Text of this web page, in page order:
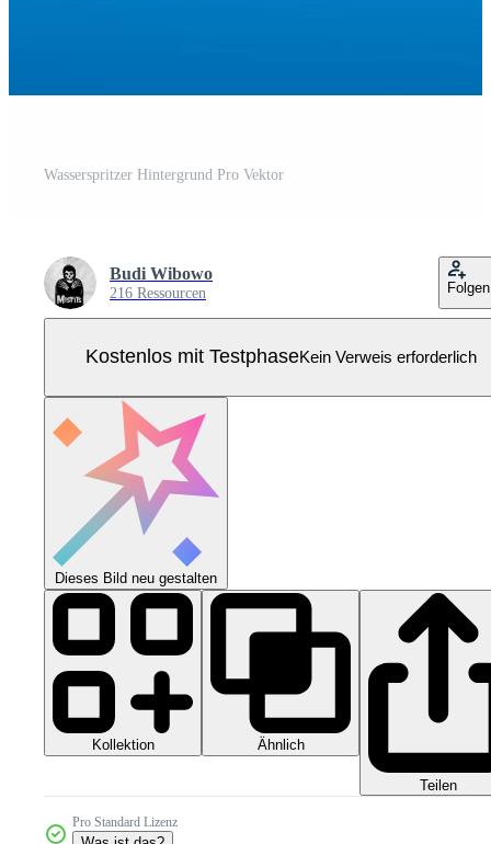
Wasserspritzer Hintergrund Pro Vektor
Budi Wibowo
216 Ressourcen Folgen
Kostenlos mit TestphaseKein Verweis erforderlich
Dieses Bild neu gestalten
Kollektion Ähnlich
Teilen
Pro Standard Lizenz